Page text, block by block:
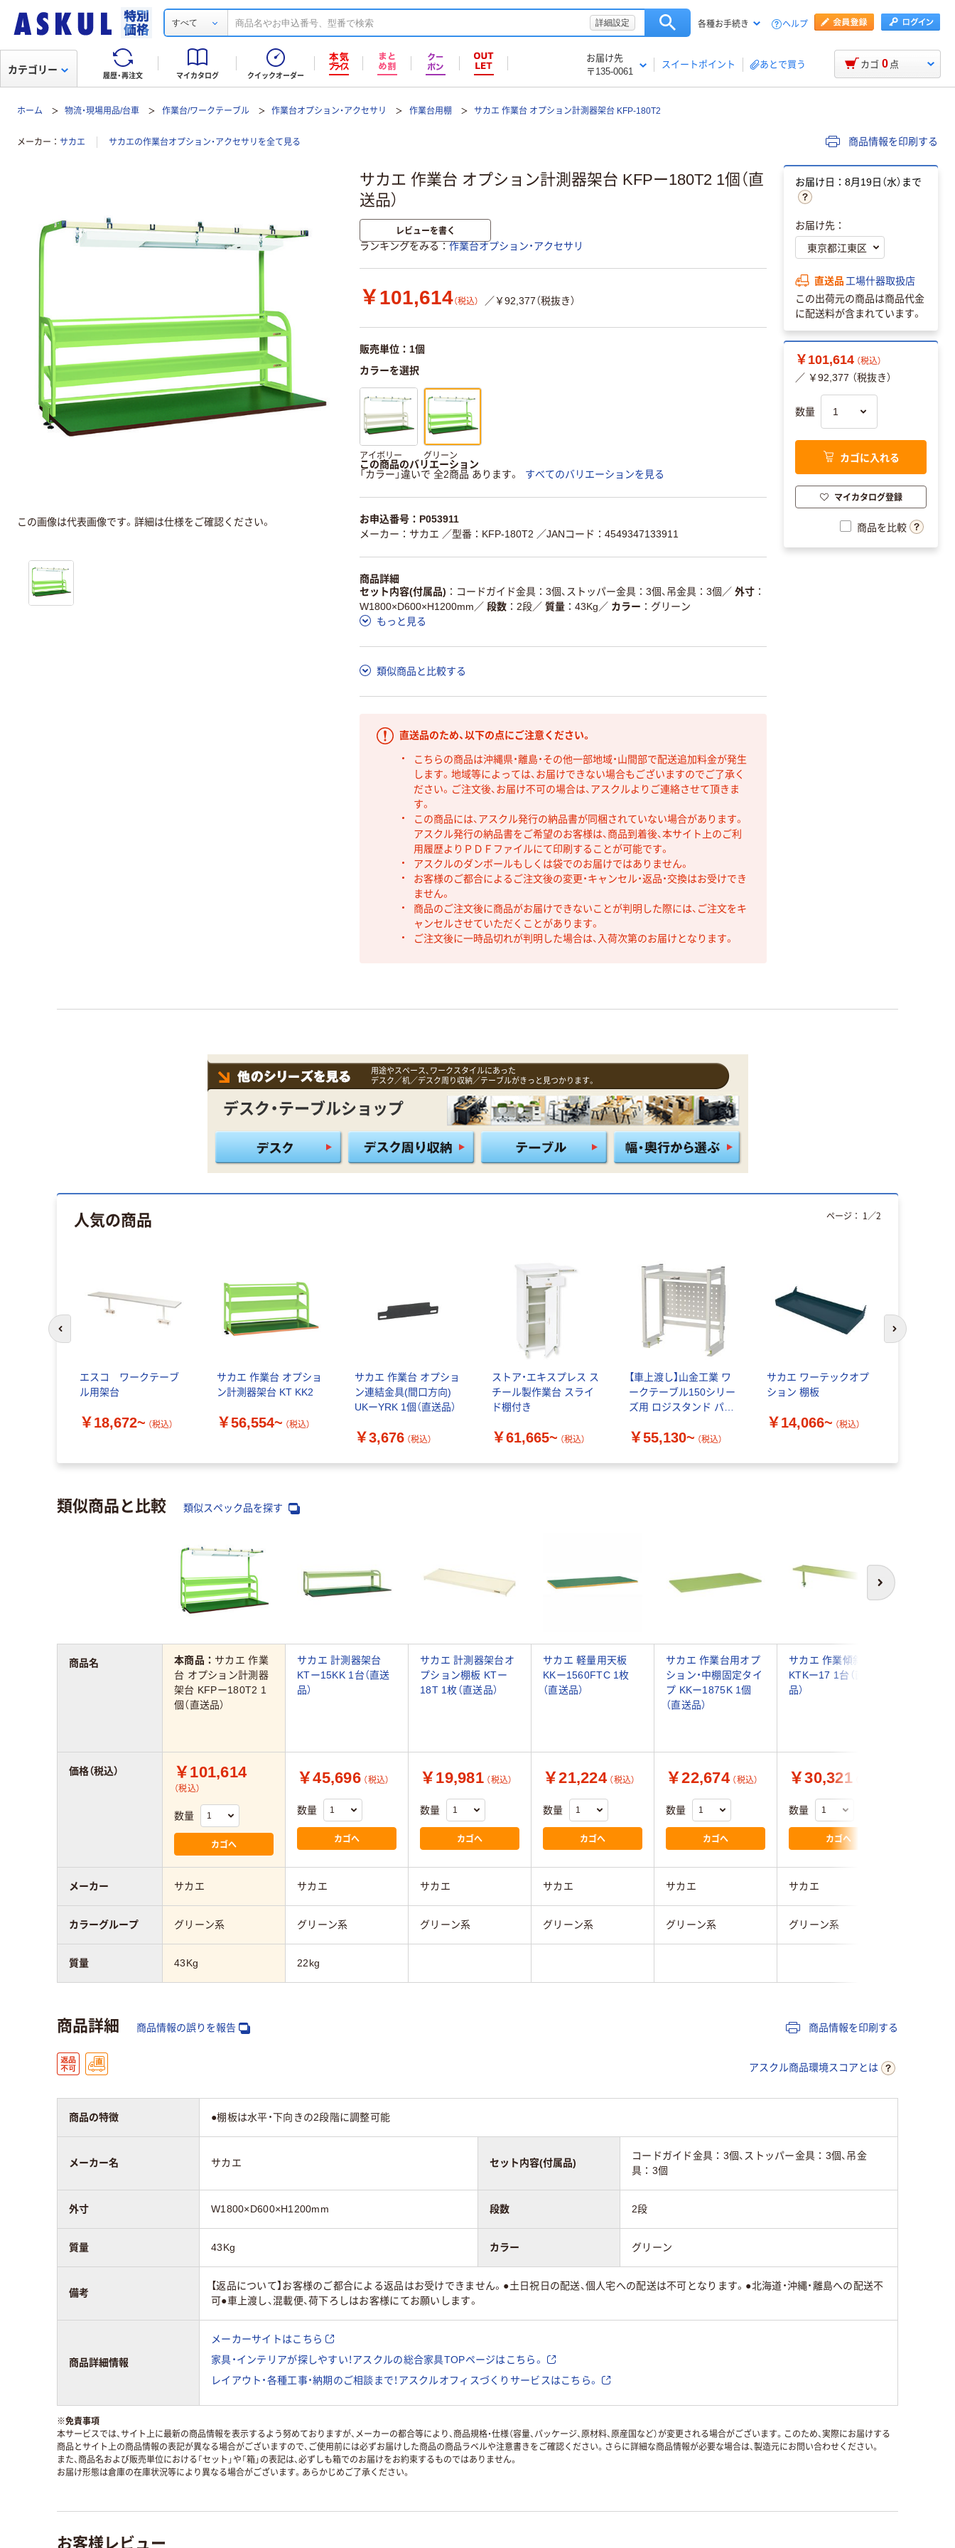
すべて 詳細設定 各種お手続き ヘルプ
履歴・再注文 マイカタログ クイックオーダー
お届け先
〒135-0061
スイートポイント あとで買う
カテゴリー カゴ 0 点
ホーム 物流・現場用品/台車 作業台/ワークテーブル 作業台オプション・アクセサリ 作業台用棚 サカエ 作業台 オプション計測器架台 KFP-180T2
メーカー サカエ サカエの作業台オプション・アクセサリを全て見る 商品情報を印刷する
サカエ 作業台 オプション計測器架台 KFPー180T2 1個（直
送品）
レビューを書く
ランキングをみる 作業台オプション・アクセサリ
￥101,614（税込） ／￥92,377（税抜き）
販売単位：1個
カラーを選択
アイボリー グリーン
この商品のバリエーション
「カラー」違いで 全2商品 あります。
すべてのバリエーションを見る
お申込番号：P053911
メーカー：サカエ ／型番：KFP-180T2 ／JANコード：4549347133911
商品詳細
セット内容(付属品)
コードガイド金具：3個、ストッパー金具：3個、吊金具：3個 ／ 外寸
W1800×D600×H1200mm ／ 段数 2段／ 質量 43Kg ／ カラー
グリーン
もっと見る
類似商品と比較する
直送品のため、以下の点にご注意ください。
こちらの商品は沖縄県・離島・その他一部地域・山間部で配送追加料金が発生
します。地域等によっては、お届けできない場合もございますのでご了承く
ださい。ご注文後、お届け不可の場合は、アスクルよりご連絡させて頂きま
す。
この商品には、アスクル発行の納品書が同梱されていない場合があります。
アスクル発行の納品書をご希望のお客様は、商品到着後、本サイト上のご利
用履歴よりＰＤＦファイルにて印刷することが可能です。
アスクルのダンボールもしくは袋でのお届けではありません。
お客様のご都合によるご注文後の変更・キャンセル・返品・交換はお受けでき
ません。
商品のご注文後に商品がお届けできないことが判明した際には、ご注文をキ
ャンセルさせていただくことがあります。
ご注文後に一時品切れが判明した場合は、入荷次第のお届けとなります。
この画像は代表画像です。詳細は仕様をご確認ください。
お届け日：8月19日（水）まで
お届け先：
直送品 工場什器取扱店
この出荷元の商品は商品代金
に配送料が含まれています。
￥101,614 （税込）
／ ￥92,377 （税抜き）
数量
カゴに入れる
マイカタログ登録
商品を比較
用途やスペース、ワークスタイルにあった
デスク／机／デスク周り収納／テーブルがきっと見つかります。
デスク・テーブルショップ
人気の商品
エスコ ワークテーブ
ル用架台
￥18,672~ （税込）
サカエ 作業台 オプショ
ン計測器架台 KT KK2
￥56,554~ （税込）
サカエ 作業台 オプショ
ン連結金具(間口方向)
UKーYRK 1個（直送品）
￥3,676 （税込）
ストア・エキスプレス ス
チール製作業台 スライ
ド棚付き
￥61,665~ （税込）
【車上渡し】山金工業 ワ
ークテーブル150シリー
ズ用 ロジスタンド パン
￥55,130~ （税込）
サカエ ワーテックオプ
ション 棚板
￥14,066~ （税込）
ページ： 1 ／2
前のスライドへ 次のスライド
類似商品と比較 類似スペック品を探す
次へ
本商品： サカエ 作業
台 オプション計測器
架台 KFPー180T2 1
個（直送品）
サカエ 計測器架台
KTー15KK 1台（直送
品）
サカエ 計測器架台オ
プション棚板 KTー
18T 1枚（直送品）
サカエ 軽量用天板
KKー1560FTC 1枚
（直送品）
サカエ 作業台用オプ
ション・中棚固定タイ
プ KKー1875K 1個
（直送品）
サカエ 作業傾斜架台
KTKー17 1台（直送
品）
￥101,614
（税込）
数量
カゴへ
￥45,696 （税込）
数量
カゴへ
￥19,981 （税込）
数量
カゴへ
￥21,224 （税込）
数量
カゴへ
￥22,674 （税込）
数量
カゴへ
￥30,321
数量
カゴへ
サカエ サカエ サカエ サカエ サカエ サカエ
グリーン系 グリーン系 グリーン系 グリーン系 グリーン系 グリーン系
43Kg 22kg
商品名
価格（税込）
メーカー
カラーグループ
質量
商品詳細 商品情報の誤りを報告 商品情報を印刷する
アスクル商品環境スコアとは
商品の特徴 ●棚板は水平・下向きの2段階に調整可能
メーカー名 サカエ セット内容(付属品)
コードガイド金具：3個、ストッパー金具：3個、吊金
具：3個
外寸 W1800×D600×H1200mm 段数 2段
質量 43Kg カラー グリーン
備考
【返品について】お客様のご都合による返品はお受けできません。●土日祝日の配送、個人宅への配送は不可となります。●北海道・沖縄・離島への配送不
可●車上渡し、混載便、荷下ろしはお客様にてお願いします。
商品詳細情報
メーカーサイトはこちら
家具・インテリアが探しやすい！アスクルの総合家具TOPページはこちら。
レイアウト・各種工事・納期のご相談まで！アスクルオフィスづくりサービスはこちら。
※免責事項
本サービスでは、サイト上に最新の商品情報を表示するよう努めておりますが、メーカーの都合等により、商品規格・仕様（容量、パッケージ、原材料、原産国など）が変更される場合がございます。このため、実際にお届けする
商品とサイト上の商品情報の表記が異なる場合がございますので、ご使用前には必ずお届けした商品の商品ラベルや注意書きをご確認ください。さらに詳細な商品情報が必要な場合は、製造元にお問い合わせください。
また、商品名および販売単位における「セット」や「箱」の表記は、必ずしも箱でのお届けをお約束するものではありません。
お届け形態は倉庫の在庫状況等により異なる場合がございます。あらかじめご了承ください。
お客様レビュー